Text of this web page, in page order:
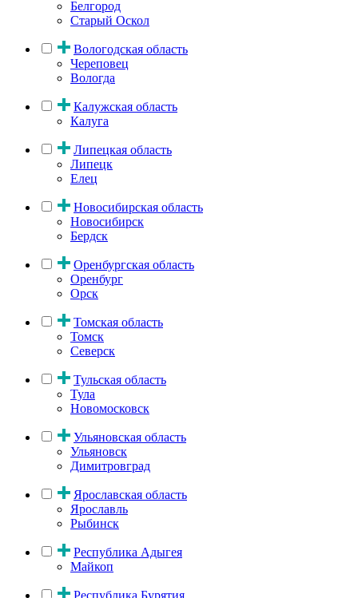
Белгород
Старый Оскол
Вологодская область
Череповец
Вологда
Калужская область
Калуга
Липецкая область
Липецк
Елец
Новосибирская область
Новосибирск
Бердск
Оренбургская область
Оренбург
Орск
Томская область
Томск
Северск
Тульская область
Тула
Новомосковск
Ульяновская область
Ульяновск
Димитровград
Ярославская область
Ярославль
Рыбинск
Республика Адыгея
Майкоп
Республика Бурятия